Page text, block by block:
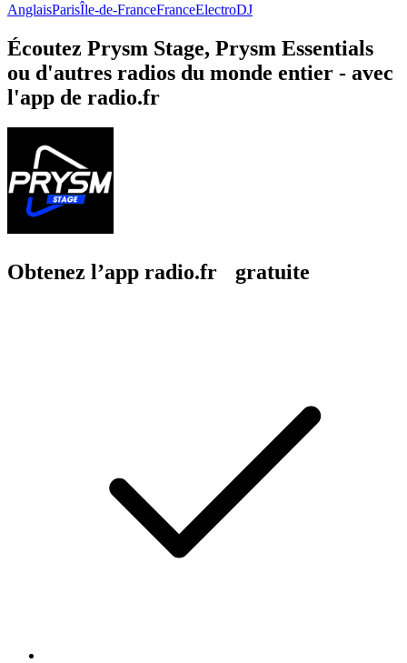
AnglaisParisÎle-de-FranceFranceElectroDJ
Écoutez Prysm Stage, Prysm Essentials
ou d'autres radios du monde entier - avec
l'app de radio.fr
Obtenez l’app radio.fr gratuite